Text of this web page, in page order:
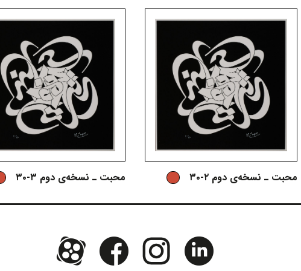
محبت ـ نسخه‌ی دوم ۲-۳۰ محبت ـ نسخه‌ی دوم ۳-۳۰